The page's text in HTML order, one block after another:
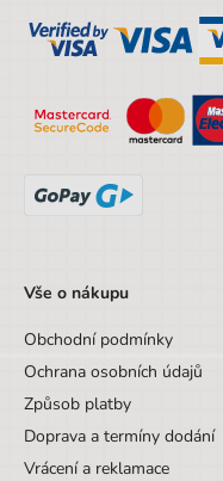
Vše o nákupu
Obchodní podmínky
Ochrana osobních údajů
Způsob platby
Doprava a termíny dodání
Vrácení a reklamace